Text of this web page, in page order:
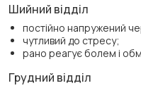
Шийний відділ
постійно напружений
чутливий до стресу;
рано реагує болем і
Грудний відділ